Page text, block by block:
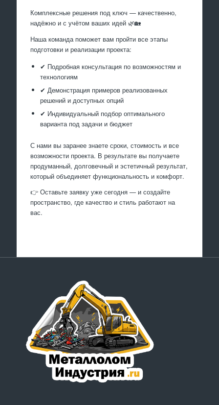
Комплексные решения под ключ — качественно,
надёжно и с учётом ваших идей 🌿🏡
Наша команда поможет вам пройти все этапы
подготовки и реализации проекта:
✔ Подробная консультация по возможностям и
технологиям
✔ Демонстрация примеров реализованных
решений и доступных опций
✔ Индивидуальный подбор оптимального
варианта под задачи и бюджет
С нами вы заранее знаете сроки, стоимость и все
возможности проекта. В результате вы получаете
продуманный, долговечный и эстетичный результат,
который объединяет функциональность и комфорт.
👉 Оставьте заявку уже сегодня — и создайте
пространство, где качество и стиль работают на
вас.